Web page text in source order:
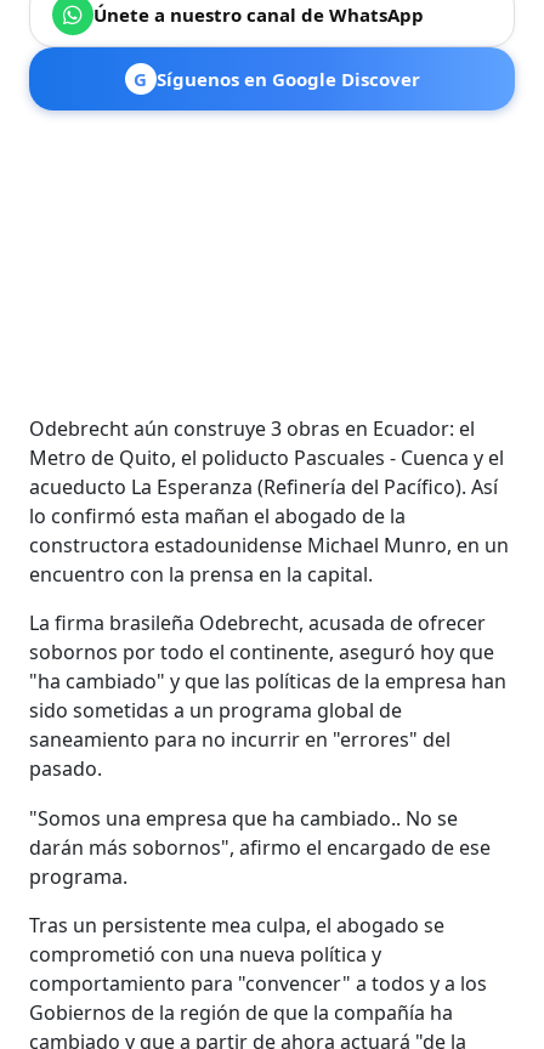
Únete a nuestro canal de WhatsApp
G Síguenos en Google Discover
Odebrecht aún construye 3 obras en Ecuador: el
Metro de Quito, el poliducto Pascuales - Cuenca y el
acueducto La Esperanza (Refinería del Pacífico). Así
lo confirmó esta mañan el abogado de la
constructora estadounidense Michael Munro, en un
encuentro con la prensa en la capital.
La firma brasileña Odebrecht, acusada de ofrecer
sobornos por todo el continente, aseguró hoy que
"ha cambiado" y que las políticas de la empresa han
sido sometidas a un programa global de
saneamiento para no incurrir en "errores" del
pasado.
"Somos una empresa que ha cambiado.. No se
darán más sobornos", afirmo el encargado de ese
programa.
Tras un persistente mea culpa, el abogado se
comprometió con una nueva política y
comportamiento para "convencer" a todos y a los
Gobiernos de la región de que la compañía ha
cambiado y que a partir de ahora actuará "de la